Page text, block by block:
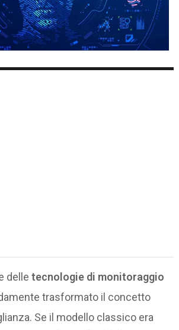
delletecnologie di monitoraggio
trasformato il concetto
Se il modello classico era